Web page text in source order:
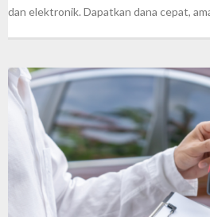
dan elektronik. Dapatkan dana cepat,